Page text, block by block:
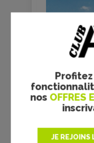
nos OFFRES
JE REJOINS